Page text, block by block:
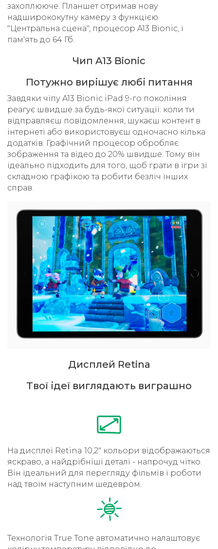
захоплююче. Планшет отримав нову
надширококутну камеру з функцією
"Центральна сцена", процесор A13 Bionic, і
пам'ять до 64 Гб.
Чип A13 Bionic
Потужно вирішує любі питання
Завдяки чіпу A13 Bionic iPad 9-го покоління
реагує швидше за будь-якої ситуації: коли ти
відправляєш повідомлення, шукаєш контент в
інтернеті або використовуєш одночасно кілька
додатків. Графічний процесор обробляє
зображення та відео до 20% швидше. Тому він
ідеально підходить для того, щоб грати в ігри зі
складною графікою та робити безліч інших
справ.
Дисплей Retina
Твої ідеї виглядають виграшно
На дисплеї Retina 10,2" кольори відображаються
яскраво, а найдрібніші деталі - напрочуд чітко.
Він ідеальний для перегляду фільмів і роботи
над твоїм наступним шедевром.
Технологія True Tone автоматично налаштовує